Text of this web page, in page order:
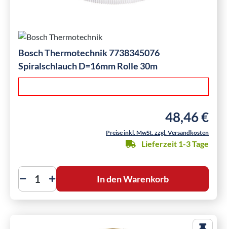
Bosch Thermotechnik 7738345076
Spiralschlauch D=16mm Rolle 30m
Regulärer
48,46 €
Preise inkl. MwSt. zzgl. Versandkosten
Lieferzeit 1-3 Tage
In den Warenkorb